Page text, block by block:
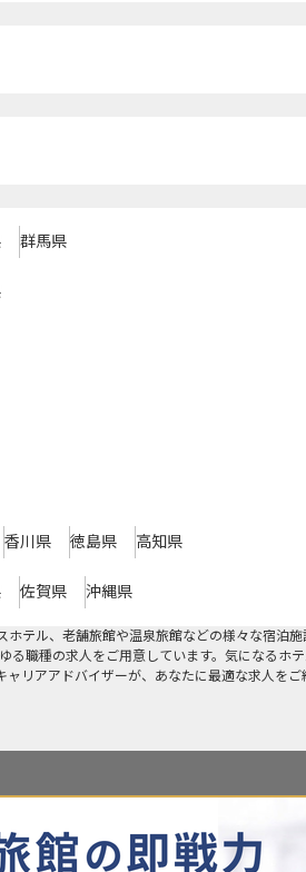
群馬県
香川県 徳島県 高知県
佐賀県 沖縄県
テル、老舗旅館や温泉旅館などの様々な宿泊
職種の求人をご用意しています。気になるホ
リアアドバイザーが、あなたに最適な求人を